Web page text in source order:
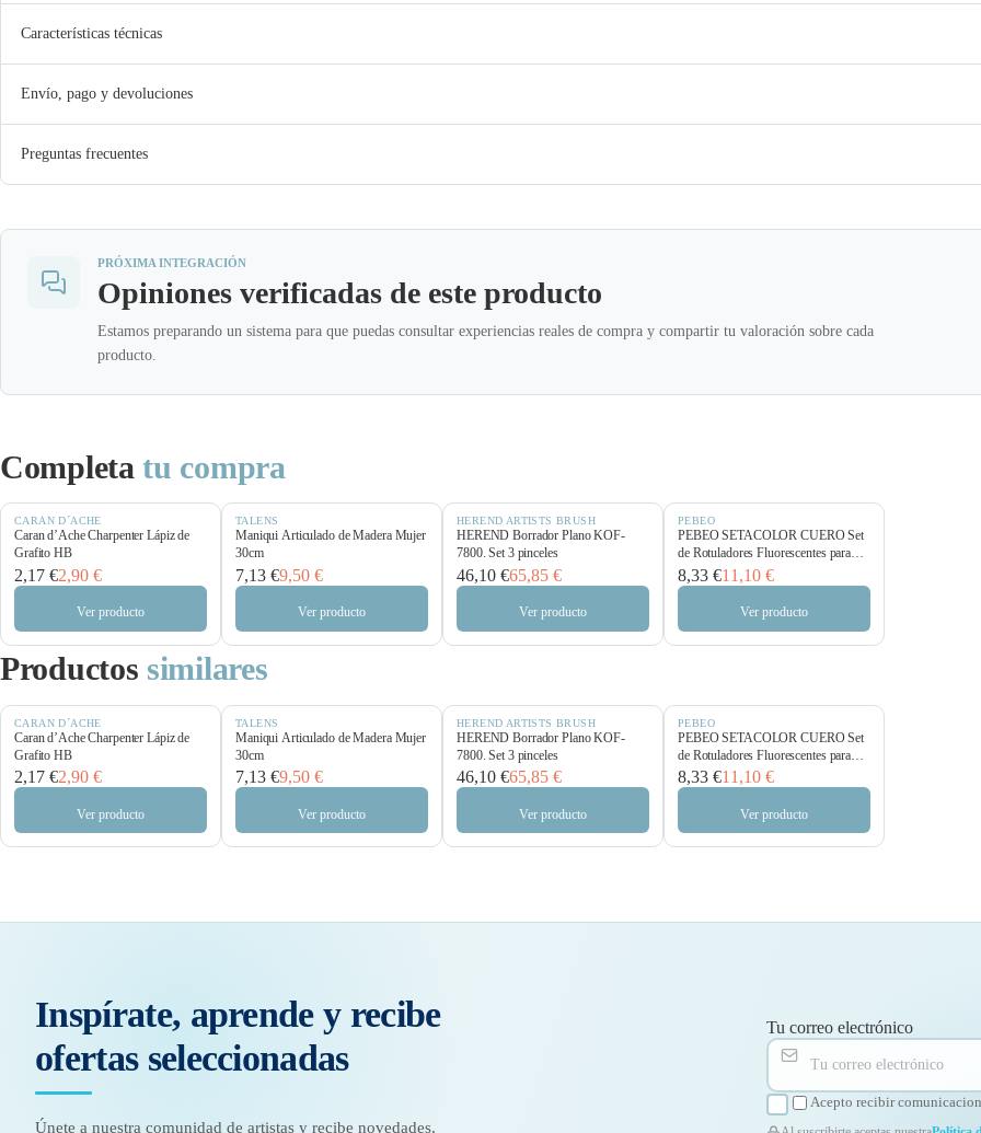
Características técnicas
Envío, pago y devoluciones
Preguntas frecuentes
PRÓXIMA INTEGRACIÓN
Opiniones verificadas de este producto
Estamos preparando un sistema para que puedas consultar experiencias reales de compra y compartir tu valoración sobre cada
producto.
Completa tu compra
CARAN D´ACHE
Caran d’Ache Charpenter Lápiz de
Grafito HB
2,17 €2,90 €
Ver producto
TALENS
Maniqui Articulado de Madera Mujer
30cm
7,13 €9,50 €
Ver producto
HEREND ARTISTS BRUSH
HEREND Borrador Plano KOF-
7800. Set 3 pinceles
46,10 €65,85 €
Ver producto
PEBEO
PEBEO SETACOLOR CUERO Set
de Rotuladores Fluorescentes para
Piel
8,33 €11,10 €
Ver producto
Productos similares
CARAN D´ACHE
Caran d’Ache Charpenter Lápiz de
Grafito HB
2,17 €2,90 €
Ver producto
TALENS
Maniqui Articulado de Madera Mujer
30cm
7,13 €9,50 €
Ver producto
HEREND ARTISTS BRUSH
HEREND Borrador Plano KOF-
7800. Set 3 pinceles
46,10 €65,85 €
Ver producto
PEBEO
PEBEO SETACOLOR CUERO Set
de Rotuladores Fluorescentes para
Piel
8,33 €11,10 €
Ver producto
Inspírate, aprende y recibe
ofertas seleccionadas
Únete a nuestra comunidad de artistas y recibe novedades,
Tu correo electrónico
Acepto recibir